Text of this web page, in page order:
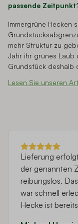
passende
Immergrüne Hecken
mehr Struktur zu
Jahr ihr grünes Laub
Grundstück deshalb
bleibt, sollten Sie die
erhalten.
Lesen Sie unseren
Lieferung
der genannten
reibungslos.
war schnell
Hecke ist